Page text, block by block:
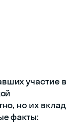
участие в
но их вклад
факты: